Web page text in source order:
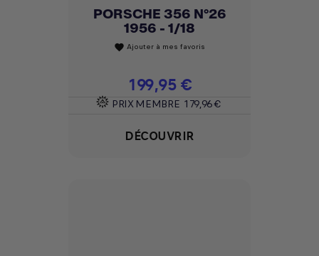
PORSCHE 356 N°26
1956 - 1/18
favorite Ajouter à mes favoris
Prix
199,95 €
PRIX MEMBRE 179,96 €
DÉCOUVRIR